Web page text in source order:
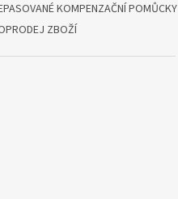
KOMPENZAČNÍ POMŮCKY
ZBOŽÍ